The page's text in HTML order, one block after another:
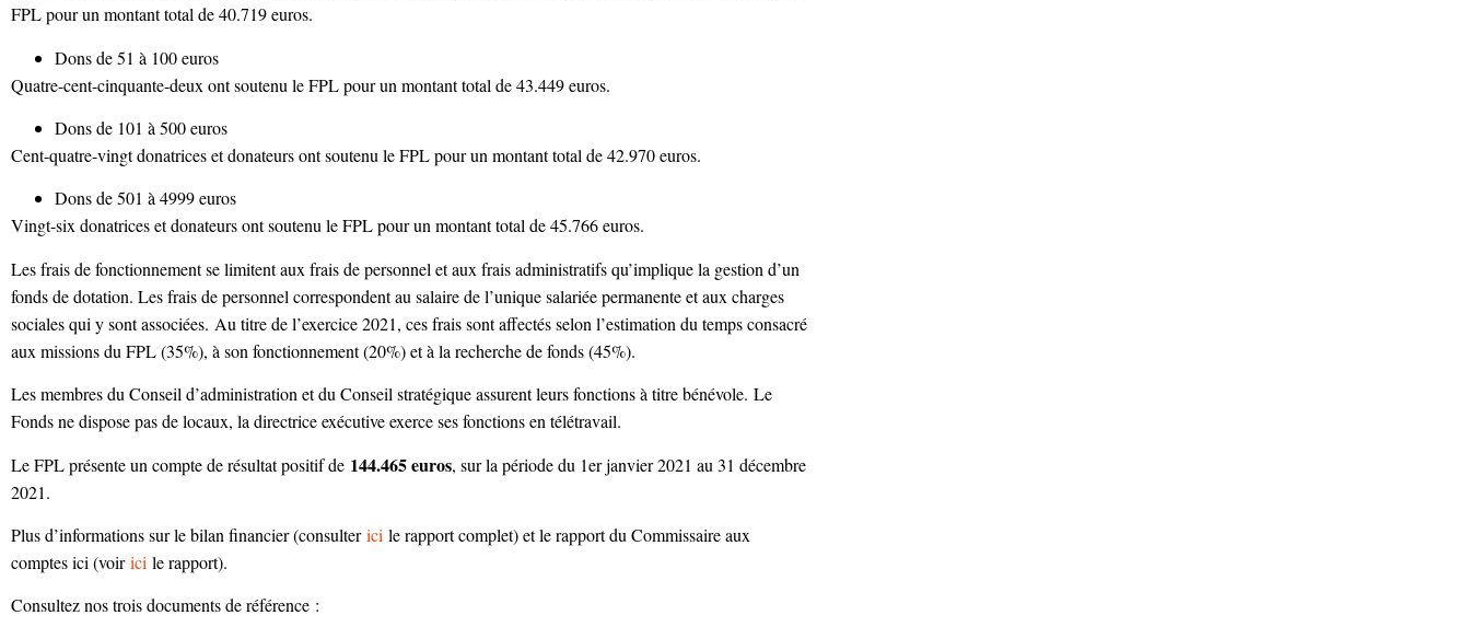
FPL pour un montant total de 40.719 euros.
Dons de 51 à 100 euros
Quatre-cent-cinquante-deux ont soutenu le FPL pour un montant total de 43.449 euros.
Dons de 101 à 500 euros
Cent-quatre-vingt donatrices et donateurs ont soutenu le FPL pour un montant total de 42.970 euros.
Dons de 501 à 4999 euros
Vingt-six donatrices et donateurs ont soutenu le FPL pour un montant total de 45.766 euros.
Les frais de fonctionnement se limitent aux frais de personnel et aux frais administratifs qu’implique la gestion d’un
fonds de dotation. Les frais de personnel correspondent au salaire de l’unique salariée permanente et aux charges
sociales qui y sont associées. Au titre de l’exercice 2021, ces frais sont affectés selon l’estimation du temps consacré
aux missions du FPL (35%), à son fonctionnement (20%) et à la recherche de fonds (45%).
Les membres du Conseil d’administration et du Conseil stratégique assurent leurs fonctions à titre bénévole. Le
Fonds ne dispose pas de locaux, la directrice exécutive exerce ses fonctions en télétravail.
Le FPL présente un compte de résultat positif de 144.465 euros, sur la période du 1er janvier 2021 au 31 décembre
2021.
Plus d’informations sur le bilan financier (consulter ici le rapport complet) et le rapport du Commissaire aux
comptes ici (voir ici le rapport).
Consultez nos trois documents de référence :